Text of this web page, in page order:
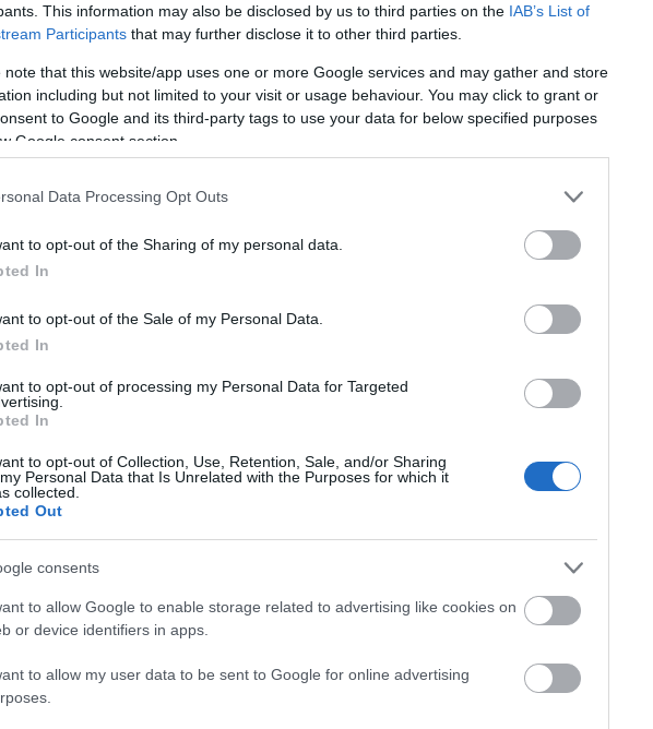
This information may also be disclosed by us to third parties on the IAB’s List of
Participants that may further disclose it to other third parties.
note that this website/app uses one or more Google services and may gather and store
including but not limited to your visit or usage behaviour. You may click to grant or
to Google and its third-party tags to use your data for below specified purposes
Google consent section.
Data Processing Opt Outs
to opt-out of the Sharing of my personal data.
In
to opt-out of the Sale of my Personal Data.
In
to opt-out of processing my Personal Data for Targeted
In
to opt-out of Collection, Use, Retention, Sale, and/or Sharing
Personal Data that Is Unrelated with the Purposes for which it
collected.
Out
consents
to allow Google to enable storage related to advertising like cookies on
or device identifiers in apps.
to allow my user data to be sent to Google for online advertising
értékesítés fellendítésében.
optimalizálása és a
Blogok és tartalmi webhelyek
webhelyek számára a
növelni az olvasói bázist és
elérhetőségét. Az értékes
kulcsszavak használata
A
komplex SEO stratégiákat
hatékonyan növeljék online
üzleti céljaikat. A
szolgáltatás támogatja
célja, hogy weboldala
keresőmotorok találati
láthatóságot és több
A
több organikus látogató
hosszú távon
nemcsak több látogatót
konverziós arányt is
felhasználóbarát kialakítás
hozzájárulnak a látogatók
Javított felhasználói élmény
SEO javítja a weboldal
hosszabb látogatási időt és
visszafordulási arányt
Módszerek
Az SEO-
weboldal állapotát, feltárva
javítandó területeket. Az
javításokat végezhet,